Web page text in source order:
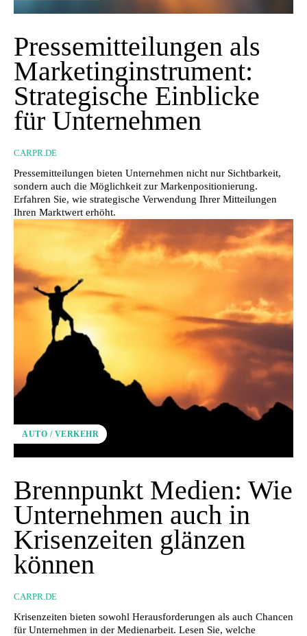
Pressemitteilungen als
Marketinginstrument:
Strategische Einblicke
für Unternehmen
CARPR.DE
Pressemitteilungen bieten Unternehmen nicht nur Sichtbarkeit,
sondern auch die Möglichkeit zur Markenpositionierung.
Erfahren Sie, wie strategische Verwendung Ihrer Mitteilungen
Ihren Marktwert erhöht.
AUTO / VERKEHR
Brennpunkt Medien: Wie
Unternehmen auch in
Krisenzeiten glänzen
können
CARPR.DE
Krisenzeiten bieten sowohl Herausforderungen als auch Chancen
für Unternehmen in der Medienarbeit. Lesen Sie, welche